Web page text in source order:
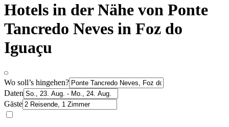
Hotels in der Nähe von Ponte
Tancredo Neves in Foz do
Iguaçu
Wo soll’s hingehen?
Daten
Gäste